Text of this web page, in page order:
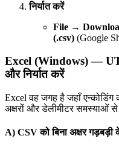
निर्यात करें
File →
(.csv) (Google
Excel (Windows) —
और निर्यात करें
Excel वह जगह है जहाँ
अक्षरों और डेलीमीटर समस्याओं
A) CSV को बिना अक्षर गड़बड़ी